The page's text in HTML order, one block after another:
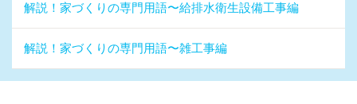
解説！家づくりの専門用語〜給排水衛生設備工事編
解説！家づくりの専門用語〜雑工事編